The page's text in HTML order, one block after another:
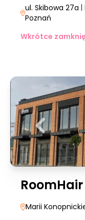
ul. Skibowa 27a
Poznań
Wkrótce
Marii